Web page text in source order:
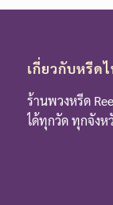
เกี่ยวกับหรีด
ร้านพวงหรีด
ได้ทุกวัด ทุกจังห